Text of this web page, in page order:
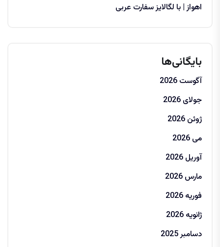
اهواز | با لگالایز سفارت عربی
بایگانی‌ها
آگوست 2026
جولای 2026
ژوئن 2026
می 2026
آوریل 2026
مارس 2026
فوریه 2026
ژانویه 2026
دسامبر 2025